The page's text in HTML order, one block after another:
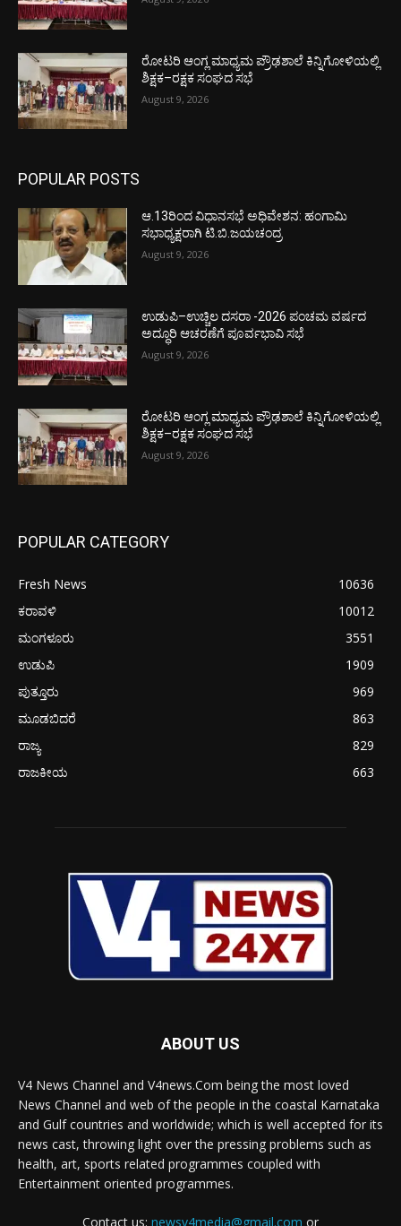
ರೋಟರಿ ಆಂಗ್ಲ ಮಾಧ್ಯಮ ಪ್ರೌಢಶಾಲೆ ಕಿನ್ನಿಗೋಳಿಯಲ್ಲಿ
ಶಿಕ್ಷಕ–ರಕ್ಷಕ ಸಂಘದ ಸಭೆ
August 9, 2026
POPULAR POSTS
ಆ.13ರಿಂದ ವಿಧಾನಸಭೆ ಅಧಿವೇಶನ: ಹಂಗಾಮಿ
ಸಭಾಧ್ಯಕ್ಷರಾಗಿ ಟಿ.ಬಿ.ಜಯಚಂದ್ರ
August 9, 2026
ಉಡುಪಿ–ಉಚ್ಚಿಲ ದಸರಾ -2026 ಪಂಚಮ ವರ್ಷದ
ಅದ್ಧೂರಿ ಆಚರಣೆಗೆ ಪೂರ್ವಭಾವಿ ಸಭೆ
August 9, 2026
ರೋಟರಿ ಆಂಗ್ಲ ಮಾಧ್ಯಮ ಪ್ರೌಢಶಾಲೆ ಕಿನ್ನಿಗೋಳಿಯಲ್ಲಿ
ಶಿಕ್ಷಕ–ರಕ್ಷಕ ಸಂಘದ ಸಭೆ
August 9, 2026
POPULAR CATEGORY
Fresh News
10636
ಕರಾವಳಿ
10012
ಮಂಗಳೂರು
3551
ಉಡುಪಿ
1909
ಪುತ್ತೂರು
969
ಮೂಡಬಿದರೆ
863
ರಾಜ್ಯ
829
ರಾಜಕೀಯ
663
ABOUT US
V4 News Channel and V4news.Com being the most loved
News Channel and web of the people in the coastal Karnataka
and Gulf countries and worldwide; which is well accepted for its
news cast, throwing light over the pressing problems such as
health, art, sports related programmes coupled with
Entertainment oriented programmes.
Contact us: newsv4media@gmail.com or